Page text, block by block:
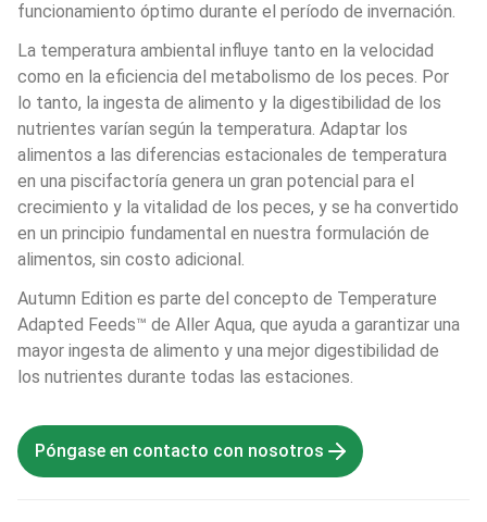
funcionamiento óptimo durante el período de invernación.
La temperatura ambiental influye tanto en la velocidad
como en la eficiencia del metabolismo de los peces. Por
lo tanto, la ingesta de alimento y la digestibilidad de los
nutrientes varían según la temperatura. Adaptar los
alimentos a las diferencias estacionales de temperatura
en una piscifactoría genera un gran potencial para el
crecimiento y la vitalidad de los peces, y se ha convertido
en un principio fundamental en nuestra formulación de
alimentos, sin costo adicional.
Autumn Edition es parte del concepto de Temperature
Adapted Feeds™ de Aller Aqua, que ayuda a garantizar una
mayor ingesta de alimento y una mejor digestibilidad de
los nutrientes durante todas las estaciones.
Póngase en contacto con nosotros